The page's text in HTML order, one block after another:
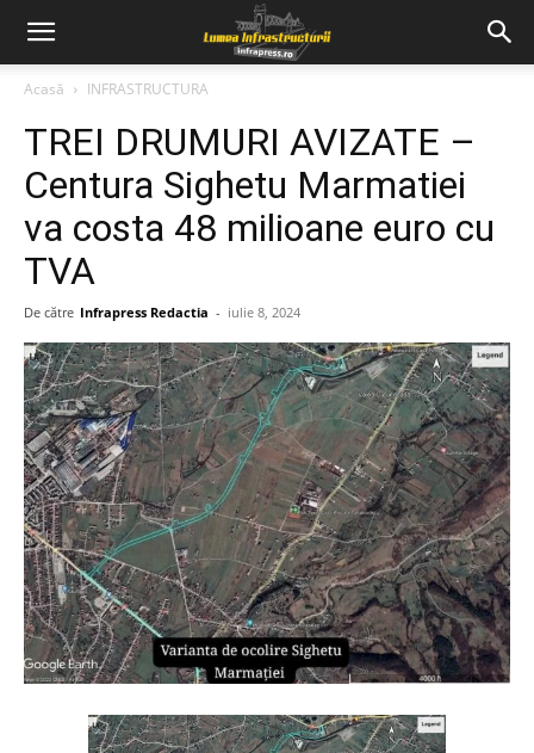
Acasă INFRASTRUCTURA
TREI DRUMURI AVIZATE –
Centura Sighetu Marmatiei
va costa 48 milioane euro cu
TVA
De către Infrapress Redactia - iulie 8, 2024